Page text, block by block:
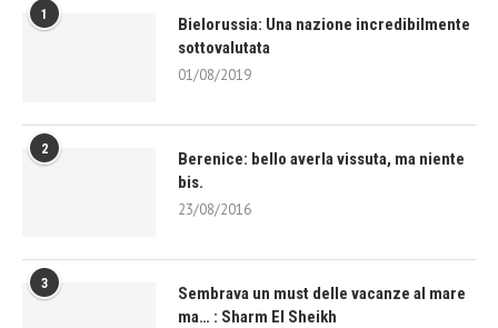
1
Bielorussia: Una nazione incredibilmente
sottovalutata
01/08/2019
2
Berenice: bello averla vissuta, ma niente
bis.
23/08/2016
3
Sembrava un must delle vacanze al mare
ma… : Sharm El Sheikh